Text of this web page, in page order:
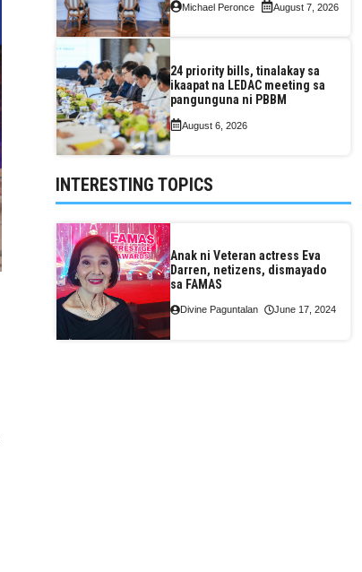
Assessment Reform Act
Michael Peronce August 7, 2026
24 priority bills, tinalakay sa
ikaapat na LEDAC meeting sa
pangunguna ni PBBM
August 6, 2026
INTERESTING TOPICS
Anak ni Veteran actress Eva
Darren, netizens, dismayado
sa FAMAS
Divine Paguntalan June 17, 2024